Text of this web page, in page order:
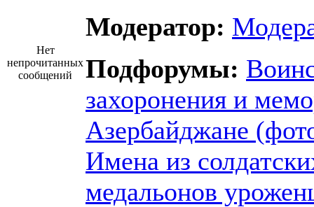
Нет
непрочитанных
сообщений
Модератор:
Подфорумы:
захоронения и
Азербайджане
Имена из
медальонов